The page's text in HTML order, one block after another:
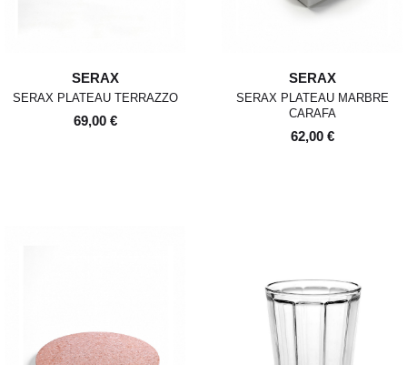
SERAX
SERAX PLATEAU TERRAZZO
69,00 €
SERAX
SERAX PLATEAU MARBRE
CARAFA
62,00 €